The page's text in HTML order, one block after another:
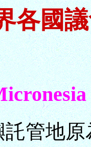
各國
管地